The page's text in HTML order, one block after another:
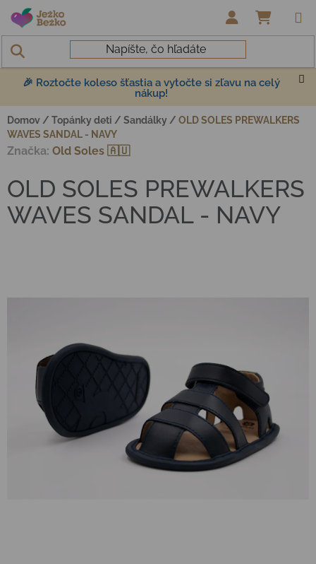
Prejsť na obsah
🎉 Roztočte koleso šťastia a vytočte si zľavu na celý
nákup!
Domov / Topánky deti / Sandálky / OLD SOLES PREWALKERS
WAVES SANDAL - NAVY
OLD SOLES PREWALKERS
WAVES SANDAL - NAVY
Značka: Old Soles 🇦🇺